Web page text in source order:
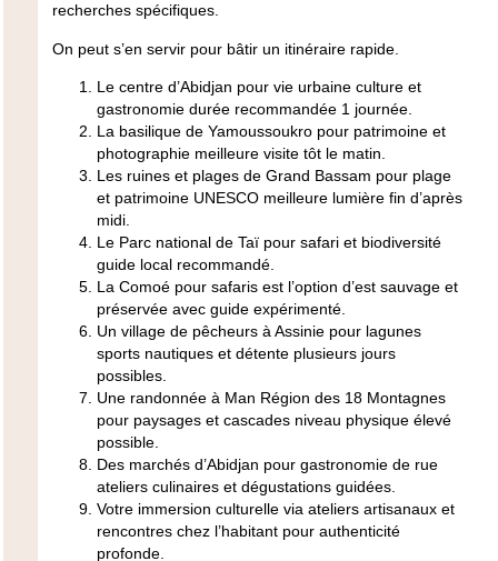
recherches spécifiques.
On peut s’en servir pour bâtir un itinéraire rapide.
Le centre d’Abidjan pour vie urbaine culture et
gastronomie durée recommandée 1 journée.
La basilique de Yamoussoukro pour patrimoine et
photographie meilleure visite tôt le matin.
Les ruines et plages de Grand Bassam pour plage
et patrimoine UNESCO meilleure lumière fin d’après
midi.
Le Parc national de Taï pour safari et biodiversité
guide local recommandé.
La Comoé pour safaris est l’option d’est sauvage et
préservée avec guide expérimenté.
Un village de pêcheurs à Assinie pour lagunes
sports nautiques et détente plusieurs jours
possibles.
Une randonnée à Man Région des 18 Montagnes
pour paysages et cascades niveau physique élevé
possible.
Des marchés d’Abidjan pour gastronomie de rue
ateliers culinaires et dégustations guidées.
Votre immersion culturelle via ateliers artisanaux et
rencontres chez l’habitant pour authenticité
profonde.